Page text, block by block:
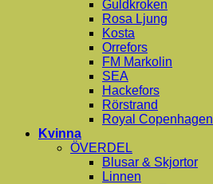
Guldkroken
Rosa Ljung
Kosta
Orrefors
FM Markolin
SEA
Hackefors
Rörstrand
Royal Copenhagen
Kvinna
ÖVERDEL
Blusar & Skjortor
Linnen